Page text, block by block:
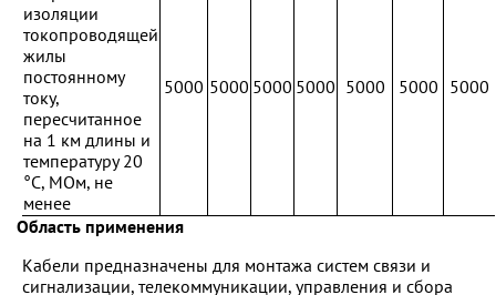
изоляции
токопроводящей
жилы
постоянному
току,
пересчитанное
на 1 км длины и
температуру 20
°С, МОм, не
менее
5000 5000 5000 5000 5000 5000 5000
Область применения
Кабели предназначены для монтажа систем связи и
сигнализации, телекоммуникации, управления и сбора